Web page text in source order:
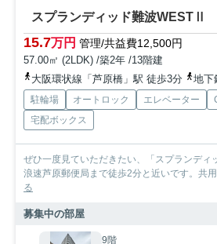
スプランディッド難波WESTⅡ
15.7万円 管理/共益費12,500円
57.00㎡ (2LDK) /築2年 /13階建
大阪環状線「芦原橋」駅 徒歩3分
地下鉄
駐輪場 オートロック エレベーター
宅配ボックス
ぜひ一度見ていただきたい、「スプランディ
浪速芦原郵便局まで徒歩2分と近いです。共用
る
募集中の部屋
9階